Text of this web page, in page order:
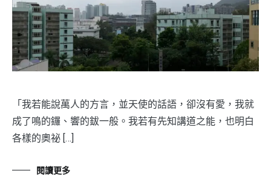
「我若能說萬人的方言，並天使的話語，卻沒有愛，我就
成了鳴的鑼、響的鈸一般。我若有先知講道之能，也明白
各樣的奧祕 […]
閱讀更多